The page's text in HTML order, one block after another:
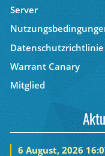
Server
Datenschutzrichtlinie
Warrant Canary
Mitglied
6 August, 2026